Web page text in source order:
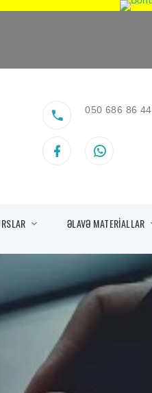
050 686 86 44
ƏLAVƏ MATERİALLAR